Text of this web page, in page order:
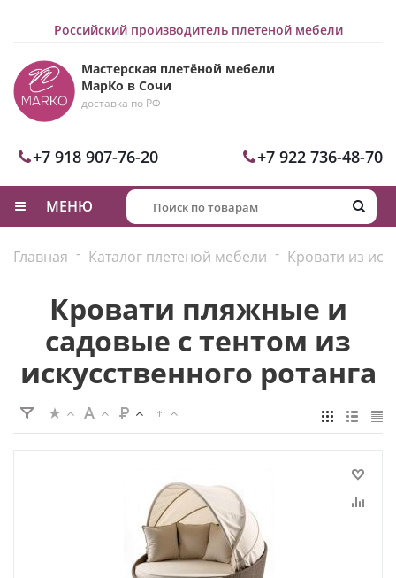
Российский производитель плетеной мебели
Мастерская плетёной мебели
МарКо в Сочи
доставка по РФ
+7 918 907-76-20 +7 922 736-48-70
МЕНЮ
Главная - Каталог плетеной мебели - Кровати из
Кровати пляжные и
садовые с тентом из
искусственного ротанга